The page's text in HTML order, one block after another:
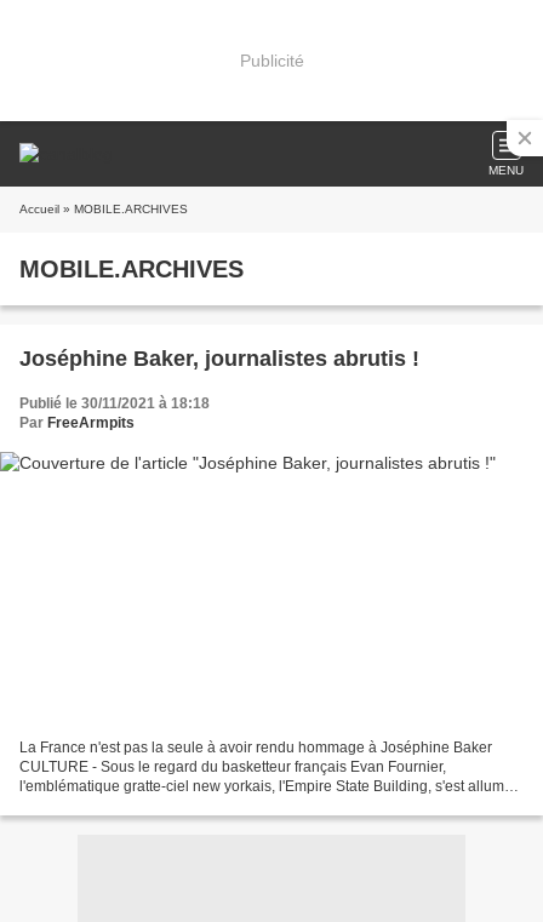
Publicité
MENU
Accueil » MOBILE.ARCHIVES
MOBILE.ARCHIVES
Joséphine Baker, journalistes abrutis !
Publié le 30/11/2021 à 18:18
Par FreeArmpits
La France n'est pas la seule à avoir rendu hommage à Joséphine Baker
CULTURE - Sous le regard du basketteur français Evan Fournier,
l'emblématique gratte-ciel new yorkais, l'Empire State Building, s'est allumé